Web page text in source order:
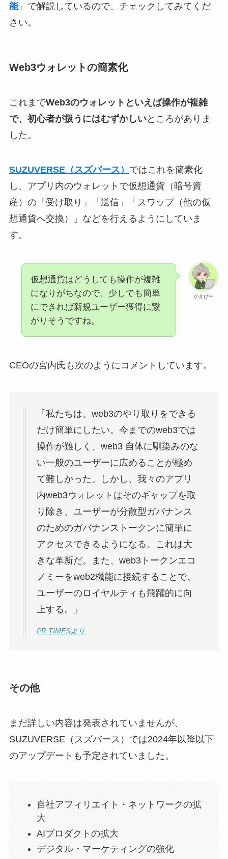
能」で解説しているので、チェックしてみてくだ
さい。
Web3ウォレットの簡素化
これまでWeb3のウォレットといえば操作が複雑
で、初心者が扱うにはむずかしいところがありま
した。
SUZUVERSE（スズバース） ではこれを簡素化
し、アプリ内のウォレットで仮想通貨（暗号資
産）の「受け取り」「送信」「スワップ（他の仮
想通貨へ交換）」などを行えるようにしていま
す。
かきぴー
仮想通貨はどうしても操作が複雑
になりがちなので、少しでも簡単
にできれば新規ユーザー獲得に繋
がりそうですね。
CEOの宮内氏も次のようにコメントしています。
「私たちは、web3のやり取りをできる
だけ簡単にしたい。今までのweb3では
操作が難しく、web3 自体に馴染みのな
い一般のユーザーに広めることが極め
て難しかった。しかし、我々のアプリ
内web3ウォレットはそのギャップを取
り除き、ユーザーが分散型ガバナンス
のためのガバナンストークンに簡単に
アクセスできるようになる。これは大
きな革新だ。また、web3トークンエコ
ノミーをweb2機能に接続することで、
ユーザーのロイヤルティも飛躍的に向
上する。」
PR TIMESより
その他
まだ詳しい内容は発表されていませんが、
SUZUVERSE（スズバース）では2024年以降以下
のアップデートも予定されていました。
自社アフィリエイト・ネットワークの拡
大
AIプロダクトの拡大
デジタル・マーケティングの強化